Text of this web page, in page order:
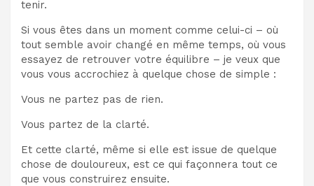
tenir.
Si vous êtes dans un moment comme celui-ci – où
tout semble avoir changé en même temps, où vous
essayez de retrouver votre équilibre – je veux que
vous vous accrochiez à quelque chose de simple :
Vous ne partez pas de rien.
Vous partez de la clarté.
Et cette clarté, même si elle est issue de quelque
chose de douloureux, est ce qui façonnera tout ce
que vous construirez ensuite.